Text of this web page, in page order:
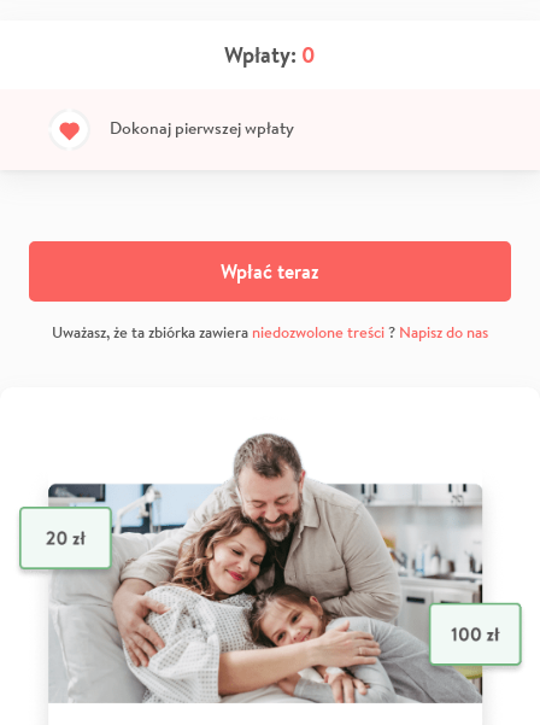
Wpłaty: 0
Dokonaj pierwszej wpłaty
Wpłać teraz
Uważasz, że ta zbiórka zawiera niedozwolone treści? Napisz do nas